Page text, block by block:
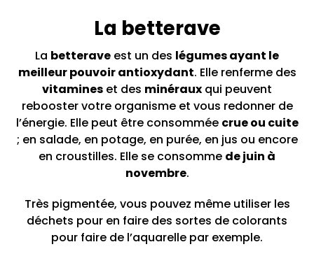
La betterave
La betterave est un des légumes ayant le
meilleur pouvoir antioxydant. Elle renferme des
vitamines et des minéraux qui peuvent
rebooster votre organisme et vous redonner de
l’énergie. Elle peut être consommée crue ou cuite
; en salade, en potage, en purée, en jus ou encore
en croustilles. Elle se consomme de juin à
novembre.
Très pigmentée, vous pouvez même utiliser les
déchets pour en faire des sortes de colorants
pour faire de l’aquarelle par exemple.